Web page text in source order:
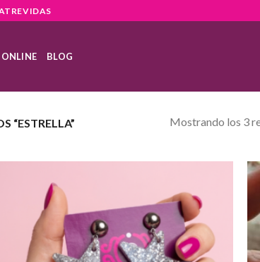
ONLINE BLOG
“ESTRELLA” Mostrando los 3